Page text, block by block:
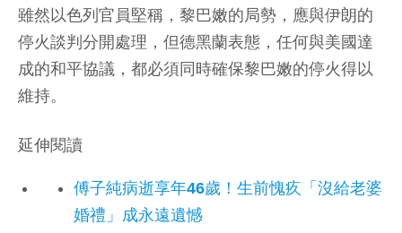
雖然以色列官員堅稱，黎巴嫩的局勢，應與伊朗的
停火談判分開處理，但德黑蘭表態，任何與美國達
成的和平協議，都必須同時確保黎巴嫩的停火得以
維持。
延伸閱讀
傅子純病逝享年46歲！生前愧疚「沒給老婆
婚禮」成永遠遺憾